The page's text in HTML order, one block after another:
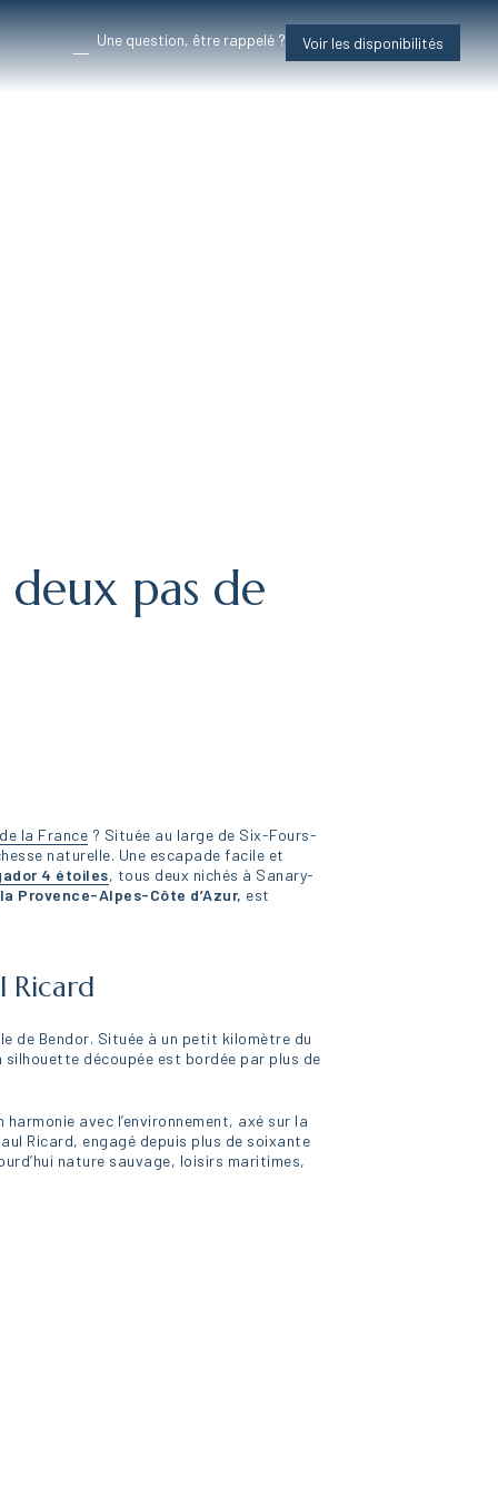
Une question, être rappelé ? Voir les disponibilités
deux pas de
la France ? Située au large de Six-Fours-
naturelle. Une escapade facile et
4 étoiles, tous deux nichés à Sanary-
Provence-Alpes-Côte d’Azur, est
Ricard
de Bendor. Située à un petit kilomètre du
silhouette découpée est bordée par plus de
harmonie avec l’environnement, axé sur la
Ricard, engagé depuis plus de soixante
nature sauvage, loisirs maritimes,